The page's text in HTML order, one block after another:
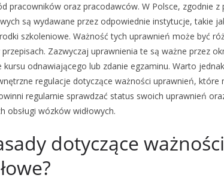
pracowników oraz pracodawców. W Polsce, zgodnie z
są wydawane przez odpowiednie instytucje, takie
szkoleniowe. Ważność tych uprawnień może być
Zazwyczaj uprawnienia te są ważne przez
kursu odnawiającego lub zdanie egzaminu. Warto
regulacje dotyczące ważności uprawnień, które
regularnie sprawdzać status swoich uprawnień
obsługi wózków widłowych.
dotyczące